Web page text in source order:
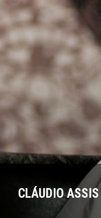
CLÁUDIO ASSIS